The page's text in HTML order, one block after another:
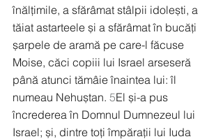
înălțimile, a sfărâmat stâlpii idolești, a
tăiat astarteele și a sfărâmat în bucăți
șarpele de aramă pe care-l făcuse
Moise, căci copiii lui Israel arseseră
până atunci tămâie înaintea lui: îl
numeau Nehuștan. 5El și-a pus
încrederea în Domnul Dumnezeul lui
Israel; și, dintre toți împărații lui Iuda